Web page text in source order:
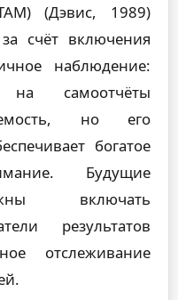
(Дэвис, 1989)
счёт включения
наблюдение:
на самоотчёты
но его
богатое
Будущие
включать
результатов
отслеживание